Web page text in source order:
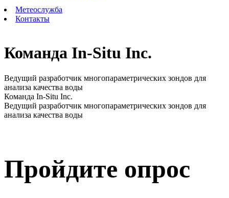
Метеослужба
Контакты
Команда In-Situ Inc.
Ведущий разработчик многопараметрических зондов для
анализа качества воды
Команда In-Situ Inc.
Ведущий разработчик многопараметрических зондов для
анализа качества воды
Пройдите опрос